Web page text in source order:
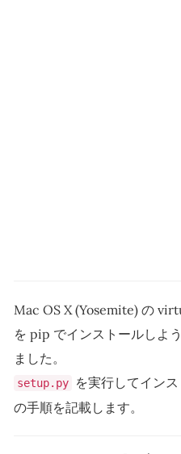
Mac OS X (Yosemite) の
を pip でインストールしよ
ました。
setup.py
を実行してイン
の手順を記載します。